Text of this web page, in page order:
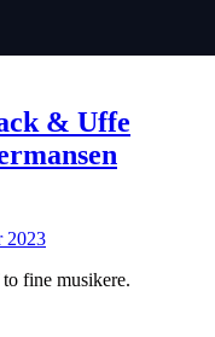
& Uffe
2023
fine musikere.